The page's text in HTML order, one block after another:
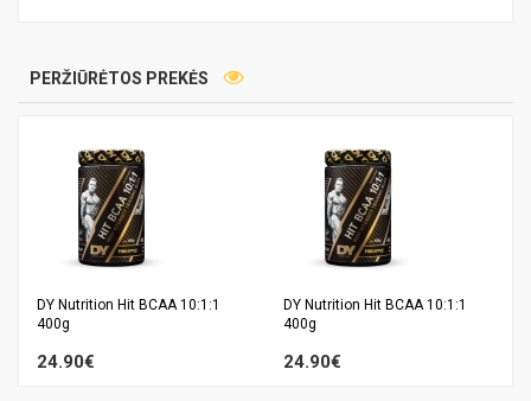
PERŽIŪRĖTOS PREKĖS
DY Nutrition Hit BCAA 10:1:1
400g
24.90€
DY Nutrition Hit BCAA 10:1:1
400g
24.90€